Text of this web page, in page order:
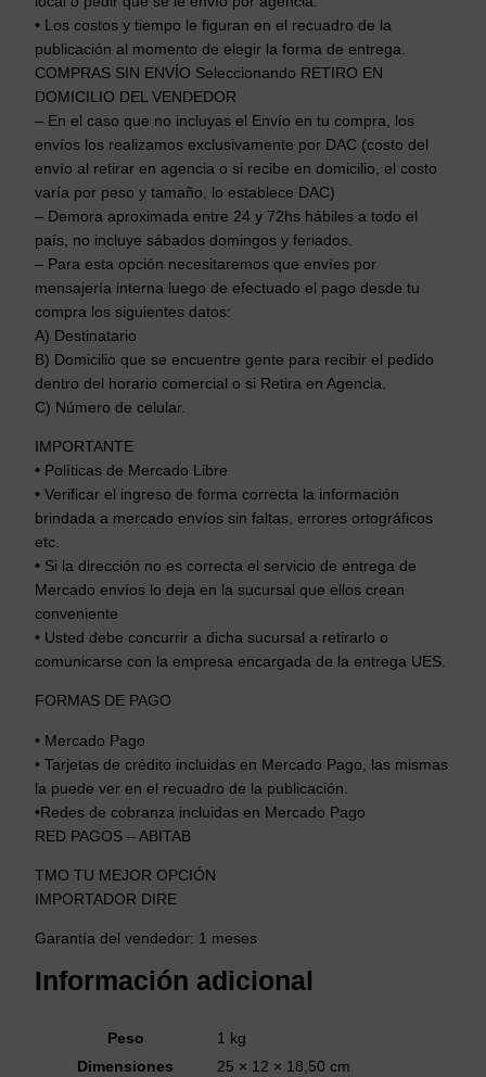
• Los costos y tiempo le figuran en el recuadro de la
publicación al momento de elegir la forma de entrega.
COMPRAS SIN ENVÍO Seleccionando RETIRO EN
DOMICILIO DEL VENDEDOR
– En el caso que no incluyas el Envío en tu compra, los
envíos los realizamos exclusivamente por DAC (costo del
envío al retirar en agencia o si recibe en domicilio, el costo
varía por peso y tamaño, lo establece DAC)
– Demora aproximada entre 24 y 72hs hábiles a todo el
país, no incluye sábados domingos y feriados.
– Para esta opción necesitaremos que envíes por
mensajería interna luego de efectuado el pago desde tu
compra los siguientes datos:
A) Destinatario
B) Domicilio que se encuentre gente para recibir el pedido
dentro del horario comercial o si Retira en Agencia.
C) Número de celular.
IMPORTANTE
• Políticas de Mercado Libre
• Verificar el ingreso de forma correcta la información
brindada a mercado envíos sin faltas, errores ortográficos
etc.
• Si la dirección no es correcta el servicio de entrega de
Mercado envíos lo deja en la sucursal que ellos crean
conveniente
• Usted debe concurrir a dicha sucursal a retirarlo o
comunicarse con la empresa encargada de la entrega UES.
FORMAS DE PAGO
• Mercado Pago
• Tarjetas de crédito incluidas en Mercado Pago, las mismas
la puede ver en el recuadro de la publicación.
•Redes de cobranza incluidas en Mercado Pago
RED PAGOS – ABITAB
TMO TU MEJOR OPCIÓN
IMPORTADOR DIRE
Garantía del vendedor: 1 meses
Información adicional
Peso
1 kg
Dimensiones
25 × 12 × 18,50 cm